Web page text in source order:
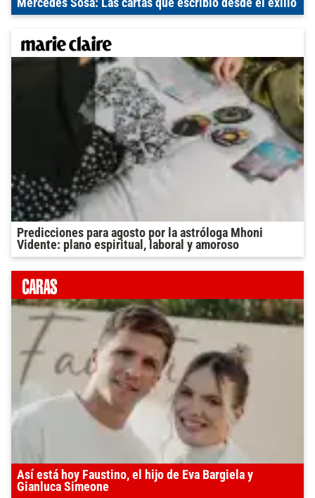
Predicciones para agosto por la astróloga Mhoni
Vidente: plano espiritual, laboral y amoroso
Así está hoy Faustino, el hijo de Eva Bargiela y
Gianluca Simeone